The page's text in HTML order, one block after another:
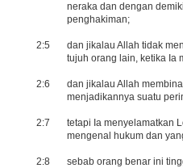
neraka dan dengan
penghakiman;
2:5
dan jikalau Allah tidak
tujuh orang lain, ketika Ia
2:6
dan jikalau Allah
menjadikannya suatu
2:7
tetapi Ia menyelamatkan
mengenal hukum dan
2:8
sebab orang benar ini